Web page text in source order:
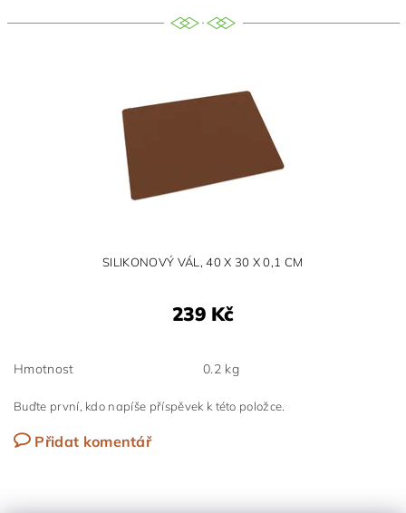
SILIKONOVÝ VÁL, 40 X 30 X 0,1 CM
239 Kč
Hmotnost 0.2 kg
Buďte první, kdo napíše příspěvek k této položce.
Přidat komentář